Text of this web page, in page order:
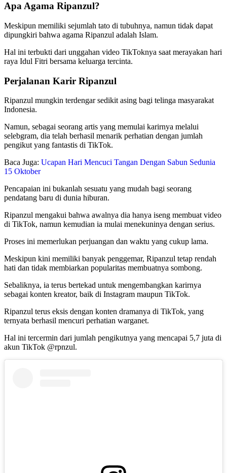
Apa Agama Ripanzul?
Meskipun memiliki sejumlah tato di tubuhnya, namun tidak dapat
dipungkiri bahwa agama Ripanzul adalah Islam.
Hal ini terbukti dari unggahan video TikToknya saat merayakan hari
raya Idul Fitri bersama keluarga tercinta.
Perjalanan Karir Ripanzul
Ripanzul mungkin terdengar sedikit asing bagi telinga masyarakat
Indonesia.
Namun, sebagai seorang artis yang memulai karirnya melalui
selebgram, dia telah berhasil menarik perhatian dengan jumlah
pengikut yang fantastis di TikTok.
Baca Juga: Ucapan Hari Mencuci Tangan Dengan Sabun Sedunia
15 Oktober
Pencapaian ini bukanlah sesuatu yang mudah bagi seorang
pendatang baru di dunia hiburan.
Ripanzul mengakui bahwa awalnya dia hanya iseng membuat video
di TikTok, namun kemudian ia mulai menekuninya dengan serius.
Proses ini memerlukan perjuangan dan waktu yang cukup lama.
Meskipun kini memiliki banyak penggemar, Ripanzul tetap rendah
hati dan tidak membiarkan popularitas membuatnya sombong.
Sebaliknya, ia terus bertekad untuk mengembangkan karirnya
sebagai konten kreator, baik di Instagram maupun TikTok.
Ripanzul terus eksis dengan konten dramanya di TikTok, yang
ternyata berhasil mencuri perhatian warganet.
Hal ini tercermin dari jumlah pengikutnya yang mencapai 5,7 juta di
akun TikTok @rpnzul.